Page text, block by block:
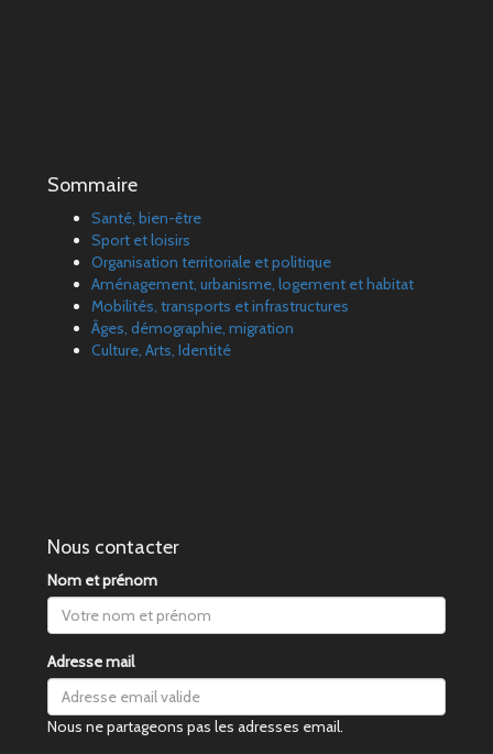
Sommaire
Santé, bien-être
Sport et loisirs
Organisation territoriale et politique
Aménagement, urbanisme, logement et habitat
Mobilités, transports et infrastructures
Âges, démographie, migration
Culture, Arts, Identité
Nous contacter
Nom et prénom
Adresse mail
Nous ne partageons pas les adresses email.